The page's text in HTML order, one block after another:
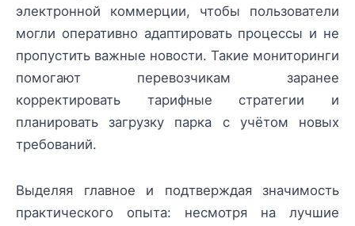
электронной коммерции, чтобы пользователи
могли оперативно адаптировать процессы и не
пропустить важные новости. Такие мониторинги
помогают перевозчикам заранее
корректировать тарифные стратегии и
планировать загрузку парка с учётом новых
требований.
Выделяя главное и подтверждая значимость
практического опыта: несмотря на лучшие